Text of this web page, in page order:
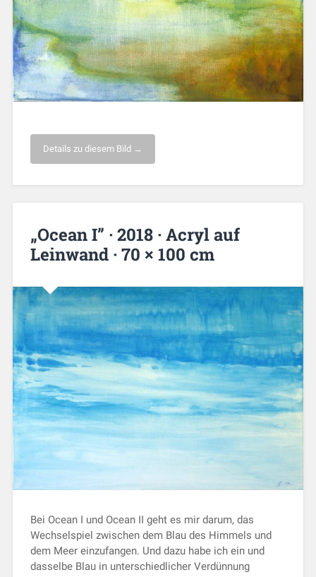
Details zu diesem Bild →
„Ocean I” · 2018 · Acryl auf
Leinwand · 70 × 100 cm
Bei Ocean I und Ocean II geht es mir darum, das
Wechselspiel zwischen dem Blau des Himmels und
dem Meer einzufangen. Und dazu habe ich ein und
dasselbe Blau in unterschiedlicher Verdünnung